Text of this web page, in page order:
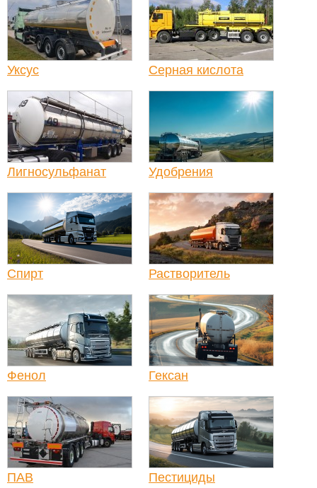
Уксус Серная кислота
Лигносульфанат Удобрения
Спирт Растворитель
Фенол Гексан
ПАВ Пестициды